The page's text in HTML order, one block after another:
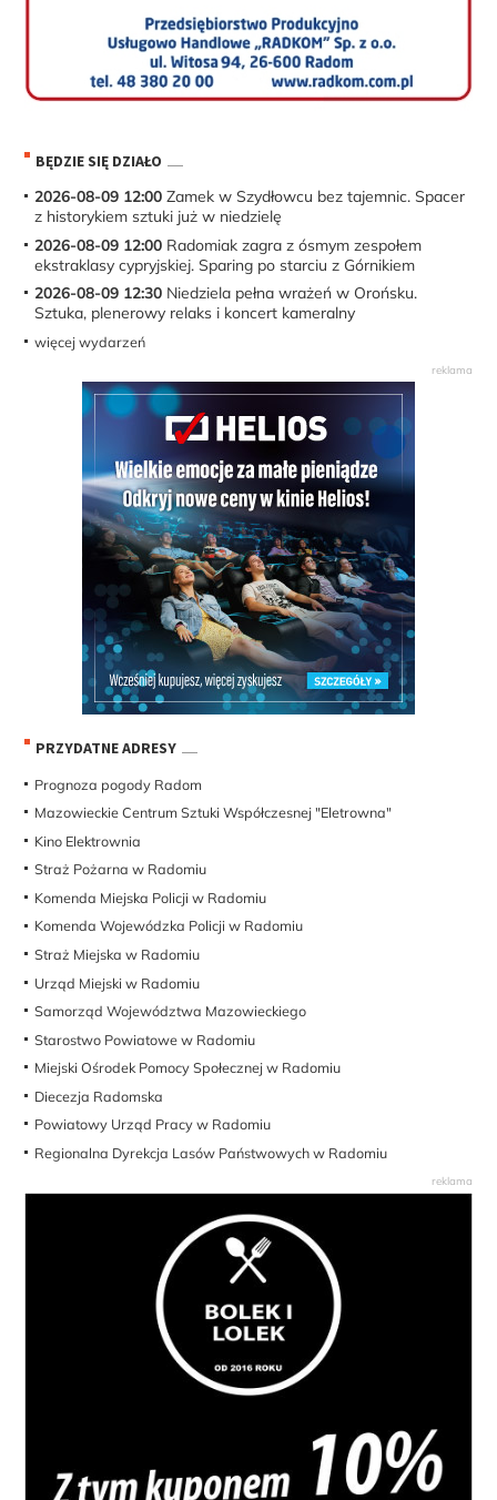
BĘDZIE SIĘ DZIAŁO
2026-08-09 12:00 Zamek w Szydłowcu bez tajemnic. Spacer
z historykiem sztuki już w niedzielę
2026-08-09 12:00 Radomiak zagra z ósmym zespołem
ekstraklasy cypryjskiej. Sparing po starciu z Górnikiem
2026-08-09 12:30 Niedziela pełna wrażeń w Orońsku.
Sztuka, plenerowy relaks i koncert kameralny
więcej wydarzeń
PRZYDATNE ADRESY
Prognoza pogody Radom
Mazowieckie Centrum Sztuki Współczesnej "Eletrowna"
Kino Elektrownia
Straż Pożarna w Radomiu
Komenda Miejska Policji w Radomiu
Komenda Wojewódzka Policji w Radomiu
Straż Miejska w Radomiu
Urząd Miejski w Radomiu
Samorząd Województwa Mazowieckiego
Starostwo Powiatowe w Radomiu
Miejski Ośrodek Pomocy Społecznej w Radomiu
Diecezja Radomska
Powiatowy Urząd Pracy w Radomiu
Regionalna Dyrekcja Lasów Państwowych w Radomiu